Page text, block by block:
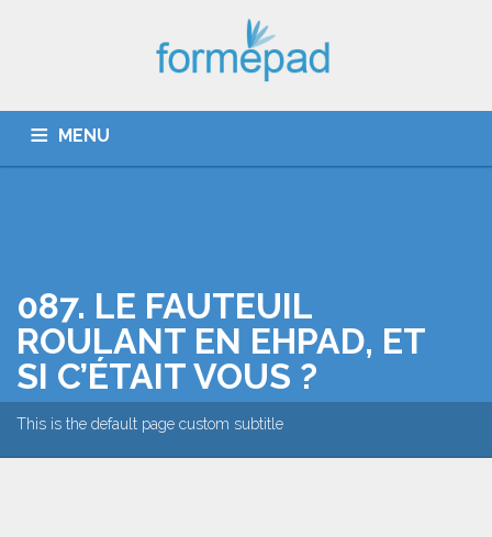
MENU
DÉROULEMENT
ACTUALITÉ
COUPE PATHOS ET GIRAGE
087. LE FAUTEUIL
ROULANT EN EHPAD, ET
SI C’ÉTAIT VOUS ?
This is the default page custom subtitle